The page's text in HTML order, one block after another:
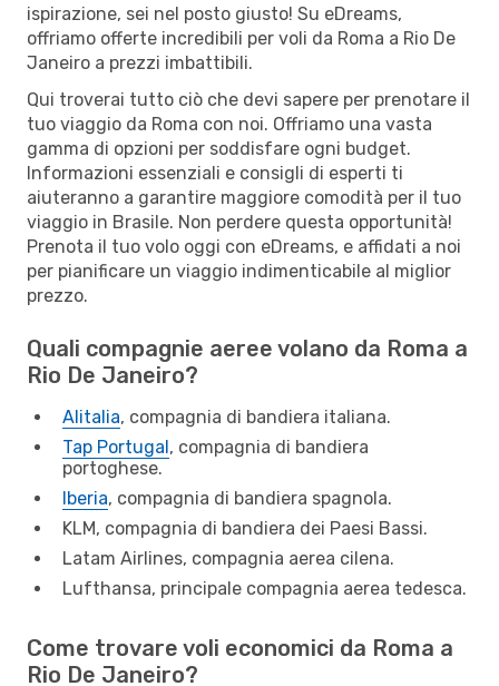
ispirazione, sei nel posto giusto! Su eDreams,
offriamo offerte incredibili per voli da Roma a Rio De
Janeiro a prezzi imbattibili.
Qui troverai tutto ciò che devi sapere per prenotare il
tuo viaggio da Roma con noi. Offriamo una vasta
gamma di opzioni per soddisfare ogni budget.
Informazioni essenziali e consigli di esperti ti
aiuteranno a garantire maggiore comodità per il tuo
viaggio in Brasile. Non perdere questa opportunità!
Prenota il tuo volo oggi con eDreams, e affidati a noi
per pianificare un viaggio indimenticabile al miglior
prezzo.
Quali compagnie aeree volano da Roma a
Rio De Janeiro?
Alitalia, compagnia di bandiera italiana.
Tap Portugal, compagnia di bandiera
portoghese.
Iberia, compagnia di bandiera spagnola.
KLM, compagnia di bandiera dei Paesi Bassi.
Latam Airlines, compagnia aerea cilena.
Lufthansa, principale compagnia aerea tedesca.
Come trovare voli economici da Roma a
Rio De Janeiro?